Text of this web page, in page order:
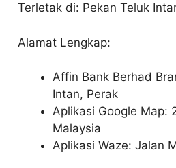
Terletak di: Pekan Teluk
Alamat Lengkap:
Affin Bank Berhad
Intan, Perak
Aplikasi Google Map:
Malaysia
Aplikasi Waze: Jalan